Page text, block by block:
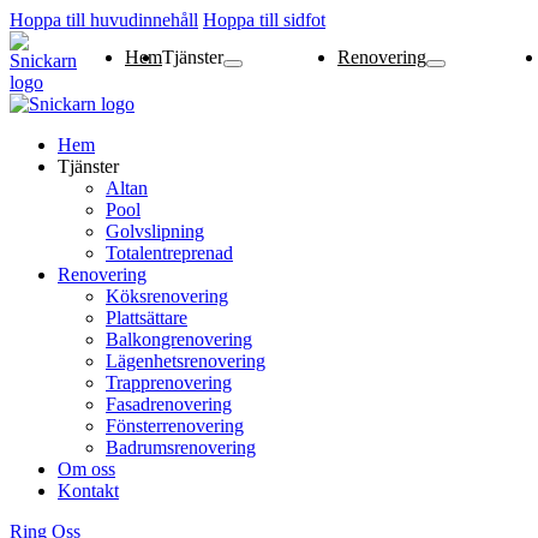
Hoppa till huvudinnehåll Hoppa till sidfot
HemTjänsterAltan
Pool
Golvslipning
Totalentreprenad RenoveringKöksrenovering
Plattsättare
Balkongrenovering
Trapprenovering
Fasadrenovering
Fönsterrenovering
Badrumsrenovering
Hem
Tjänster
Altan
Pool
Golvslipning
Totalentreprenad
Renovering
Köksrenovering
Plattsättare
Balkongrenovering
Lägenhetsrenovering
Trapprenovering
Fasadrenovering
Fönsterrenovering
Badrumsrenovering
Om oss
Kontakt
Ring Oss